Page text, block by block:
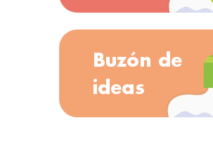
Buzón de
ideas